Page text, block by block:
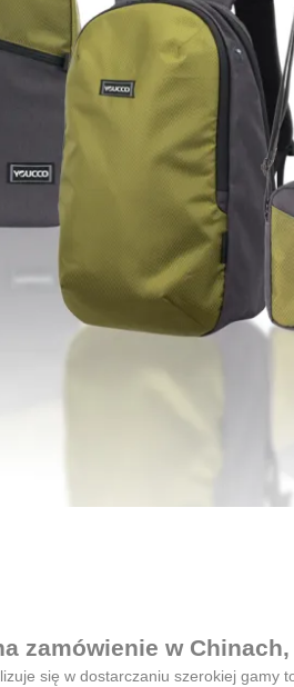
zamówienie w
się w dostarczaniu szerokiej